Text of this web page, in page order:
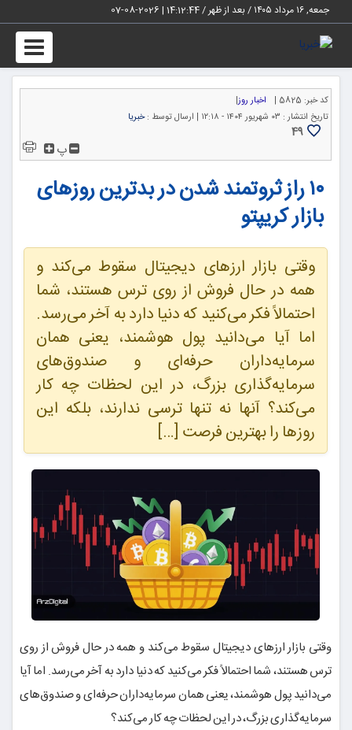
جمعه, ۱۶ مرداد ۱۴۰۵ / بعد از ظهر / 14:12:45
|
2026-08-07
کد خبر: 5825 | اخبار روز|
تاریخ انتشار : ۰۳ شهریور ۱۴۰۴ - ۱۲:۱۸ | ارسال توسط :خبریا
49
پ
۱۰ راز ثروتمند شدن در بدترین روزهای
بازار کریپتو
وقتی بازار ارزهای دیجیتال سقوط می‌کند و
همه در حال فروش از روی ترس هستند، شما
احتمالاً فکر می‌کنید که دنیا دارد به آخر می‌رسد.
اما آیا می‌دانید پول هوشمند، یعنی همان
سرمایه‌داران حرفه‌ای و صندوق‌های
سرمایه‌گذاری بزرگ، در این لحظات چه کار
می‌کند؟ آنها نه تنها ترسی ندارند، بلکه این
روزها را بهترین فرصت […]
وقتی بازار ارزهای دیجیتال سقوط می‌کند و همه در حال فروش از روی
ترس هستند، شما احتمالاً فکر می‌کنید که دنیا دارد به آخر می‌رسد. اما آیا
می‌دانید پول هوشمند، یعنی همان سرمایه‌داران حرفه‌ای و صندوق‌های
سرمایه‌گذاری بزرگ، در این لحظات چه کار می‌کند؟